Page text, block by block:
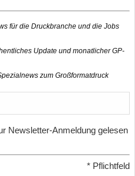
für die Druckbranche und die Jobs
Update und monatlicher GP-
zum Großformatdruck
Newsletter-Anmeldung gelesen
* Pflichtfeld